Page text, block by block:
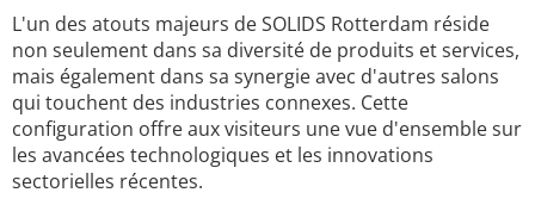
L'un des atouts majeurs de SOLIDS Rotterdam réside
non seulement dans sa diversité de produits et services,
mais également dans sa synergie avec d'autres salons
qui touchent des industries connexes. Cette
configuration offre aux visiteurs une vue d'ensemble sur
les avancées technologiques et les innovations
sectorielles récentes.